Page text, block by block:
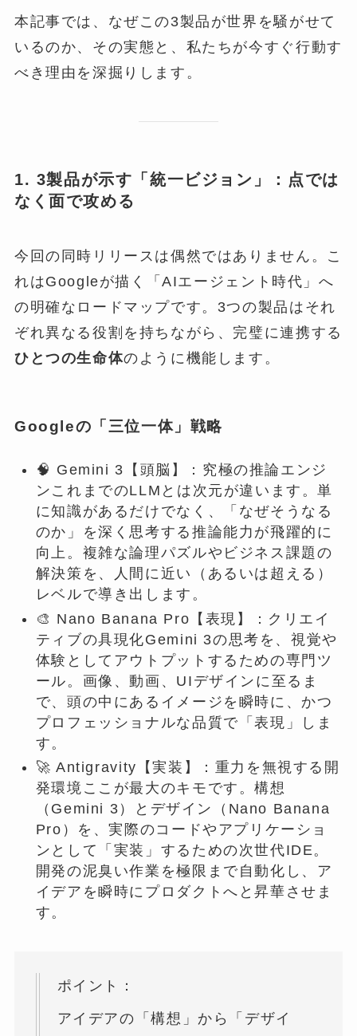
本記事では、なぜこの3製品が世界を騒がせて
いるのか、その実態と、私たちが今すぐ行動す
べき理由を深掘りします。
1. 3製品が示す「統一ビジョン」：点では
なく面で攻める
今回の同時リリースは偶然ではありません。こ
れはGoogleが描く「AIエージェント時代」へ
の明確なロードマップです。3つの製品はそれ
ぞれ異なる役割を持ちながら、完璧に連携する
ひとつの生命体のように機能します。
Googleの「三位一体」戦略
🧠 Gemini 3【頭脳】：究極の推論エンジ
ンこれまでのLLMとは次元が違います。単
に知識があるだけでなく、「なぜそうなる
のか」を深く思考する推論能力が飛躍的に
向上。複雑な論理パズルやビジネス課題の
解決策を、人間に近い（あるいは超える）
レベルで導き出します。
🎨 Nano Banana Pro【表現】：クリエイ
ティブの具現化Gemini 3の思考を、視覚や
体験としてアウトプットするための専門ツ
ール。画像、動画、UIデザインに至るま
で、頭の中にあるイメージを瞬時に、かつ
プロフェッショナルな品質で「表現」しま
す。
🚀 Antigravity【実装】：重力を無視する開
発環境ここが最大のキモです。構想
（Gemini 3）とデザイン（Nano Banana
Pro）を、実際のコードやアプリケーショ
ンとして「実装」するための次世代IDE。
開発の泥臭い作業を極限まで自動化し、ア
イデアを瞬時にプロダクトへと昇華させま
す。
ポイント：
アイデアの「構想」から「デザイ